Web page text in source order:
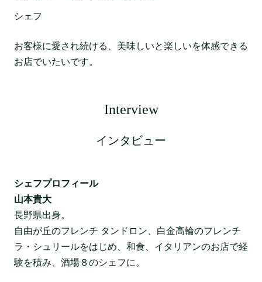
シェフ
お客様に愛され続ける、美味しいと楽しいを体感できる
お店でいたいです。
Interview
インタビュー
シェフプロフィール
山本貴大
長野県出身。
自由が丘のフレンチ タンドロン、白金高輪のフレンチ
ラ・シュリールをはじめ、和食、イタリアンのお店で経
験を積み、酒場８のシェフに。